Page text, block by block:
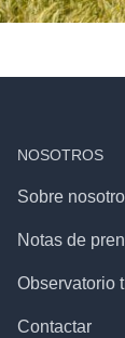
NOSOTROS
Sobre
Notas de
Observatorio
Contactar